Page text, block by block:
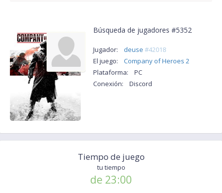
Búsqueda de jugadores #5352
Jugador: deuse #42018
El juego:
Company of Heroes 2
Plataforma:
PC
Conexión:
Discord
Tiempo de juego
tu tiempo
de 23:00